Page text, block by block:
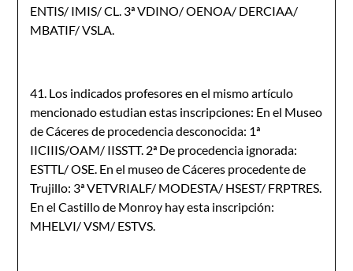
ENTIS/ IMIS/ CL. 3ª VDINO/ OENOA/ DERCIAA/
MBATIF/ VSLA.
41. Los indicados profesores en el mismo artículo
mencionado estudian estas inscripciones: En el Museo
de Cáceres de procedencia desconocida: 1ª
IICIIIS/OAM/ IISSTT. 2ª De procedencia ignorada:
ESTTL/ OSE. En el museo de Cáceres procedente de
Trujillo: 3ª VETVRIALF/ MODESTA/ HSEST/ FRPTRES.
En el Castillo de Monroy hay esta inscripción:
MHELVI/ VSM/ ESTVS.